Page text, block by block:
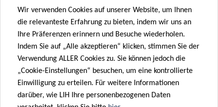
Luxemburgs
Überweisungsprogramm:
Eine Chance
für eine
bessere
Diabetesversorgung
Luxemburger
Sprachtechnologie
revolutioniert
die
der Atemwege
Typ-1-
Diabetes:
Künstliche
Intelligenz
erschließt
22 Mai 2024
Ein
Wir verwenden Cookies auf unserer Website, um Ihnen
die relevanteste Erfahrung zu bieten, indem wir uns an
Ihre Präferenzen erinnern und Besuche wiederholen.
Indem Sie auf „Alle akzeptieren“ klicken, stimmen Sie der
Verwendung ALLER Cookies zu. Sie können jedoch die
„Cookie-Einstellungen“ besuchen, um eine kontrollierte
Einwilligung zu erteilen. Für weitere Informationen
darüber, wie LIH Ihre personenbezogenen Daten